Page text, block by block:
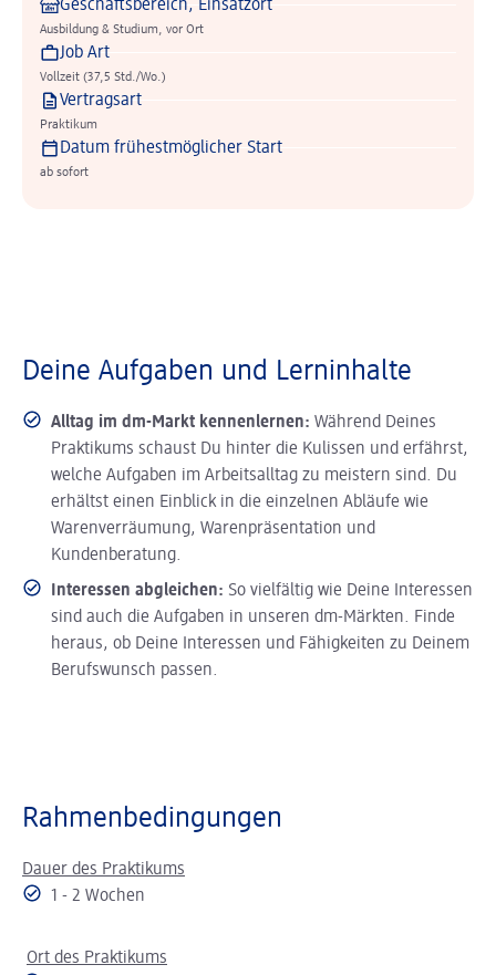
Geschäftsbereich, Einsatzort
Ausbildung & Studium, vor Ort
Job Art
Vollzeit (37,5 Std./Wo.)
Vertragsart
Praktikum
Datum frühestmöglicher Start
ab sofort
Deine Aufgaben und Lerninhalte
Alltag im dm-Markt kennenlernen: Während Deines
Praktikums schaust Du hinter die Kulissen und erfährst,
welche Aufgaben im Arbeitsalltag zu meistern sind. Du
erhältst einen Einblick in die einzelnen Abläufe wie
Warenverräumung, Warenpräsentation und
Kundenberatung.
Interessen abgleichen: So vielfältig wie Deine Interessen
sind auch die Aufgaben in unseren dm-Märkten. Finde
heraus, ob Deine Interessen und Fähigkeiten zu Deinem
Berufswunsch passen.
Rahmenbedingungen
Dauer des Praktikums
1 - 2 Wochen
Ort des Praktikums